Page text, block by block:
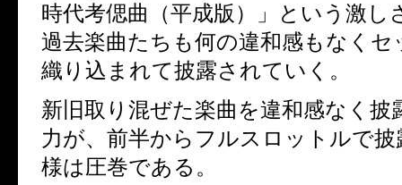
時代考偲曲（平成版）」という激し
過去楽曲たちも何の違和感もなく
織り込まれて披露されていく。
新旧取り混ぜた楽曲を違和感なく披
力が、前半からフルスロットルで
様は圧巻である。